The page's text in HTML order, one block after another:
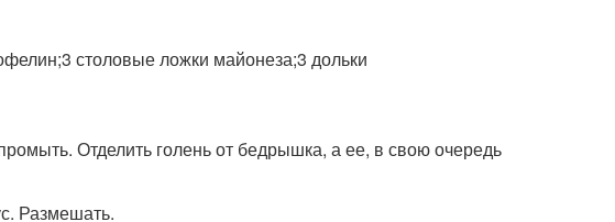
столовые ложки майонеза;3 дольки
Отделить голень от бедрышка, а ее, в свою очередь
Размешать.